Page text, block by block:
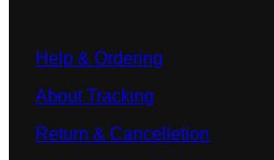
Help & Ordering
About Tracking
Return & Cancelletion